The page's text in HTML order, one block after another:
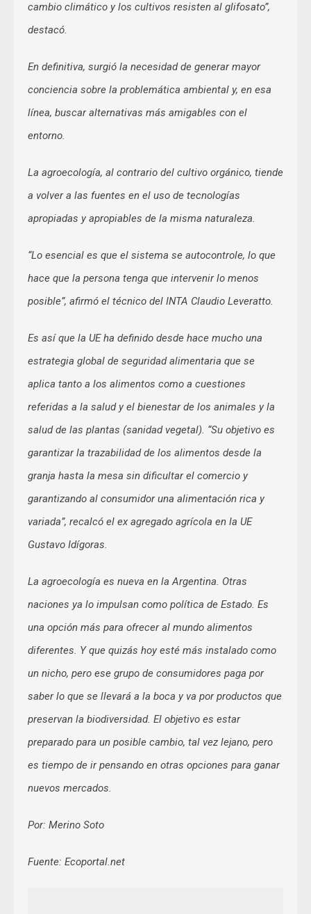
cambio climático y los cultivos resisten al glifosato”,
destacó.
En definitiva, surgió la necesidad de generar mayor
conciencia sobre la problemática ambiental y, en esa
línea, buscar alternativas más amigables con el
entorno.
La agroecología, al contrario del cultivo orgánico, tiende
a volver a las fuentes en el uso de tecnologías
apropiadas y apropiables de la misma naturaleza.
“Lo esencial es que el sistema se autocontrole, lo que
hace que la persona tenga que intervenir lo menos
posible”, afirmó el técnico del INTA Claudio Leveratto.
Es así que la UE ha definido desde hace mucho una
estrategia global de seguridad alimentaria que se
aplica tanto a los alimentos como a cuestiones
referidas a la salud y el bienestar de los animales y la
salud de las plantas (sanidad vegetal). “Su objetivo es
garantizar la trazabilidad de los alimentos desde la
granja hasta la mesa sin dificultar el comercio y
garantizando al consumidor una alimentación rica y
variada”, recalcó el ex agregado agrícola en la UE
Gustavo Idígoras.
La agroecología es nueva en la Argentina. Otras
naciones ya lo impulsan como política de Estado. Es
una opción más para ofrecer al mundo alimentos
diferentes. Y que quizás hoy esté más instalado como
un nicho, pero ese grupo de consumidores paga por
saber lo que se llevará a la boca y va por productos que
preservan la biodiversidad. El objetivo es estar
preparado para un posible cambio, tal vez lejano, pero
es tiempo de ir pensando en otras opciones para ganar
nuevos mercados.
Por: Merino Soto
Fuente: Ecoportal.net